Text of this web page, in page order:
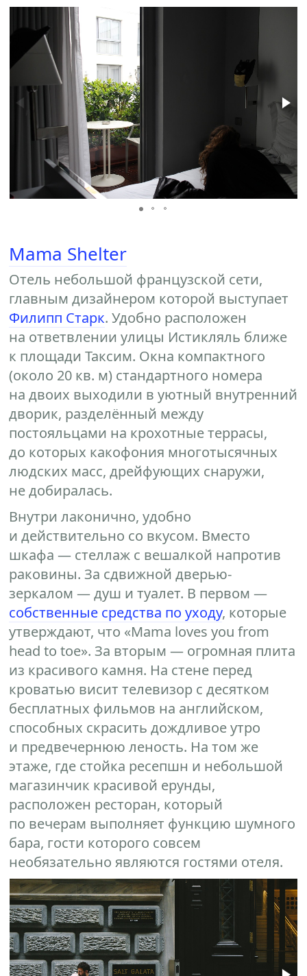
Mama Shelter
Отель небольшой французской сети,
главным дизайнером которой выступает
Филипп Старк. Удобно расположен
на ответвлении улицы Истикляль ближе
к площади Таксим. Окна компактного
(около 20 кв. м) стандартного номера
на двоих выходили в уютный внутренний
дворик, разделённый между
постояльцами на крохотные террасы,
до которых какофония многотысячных
людских масс, дрейфующих снаружи,
не добиралась.
Внутри лаконично, удобно
и действительно со вкусом. Вместо
шкафа — стеллаж с вешалкой напротив
раковины. За сдвижной дверью-
зеркалом — душ и туалет. В первом —
собственные средства по уходу, которые
утверждают, что «Mama loves you from
head to toe». За вторым — огромная плита
из красивого камня. На стене перед
кроватью висит телевизор с десятком
бесплатных фильмов на английском,
способных скрасить дождливое утро
и предвечернюю леность. На том же
этаже, где стойка ресепшн и небольшой
магазинчик красивой ерунды,
расположен ресторан, который
по вечерам выполняет функцию шумного
бара, гости которого совсем
необязательно являются гостями отеля.